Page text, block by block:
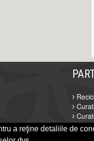
a reţine detaliile de
Deseuri
VilonMedia